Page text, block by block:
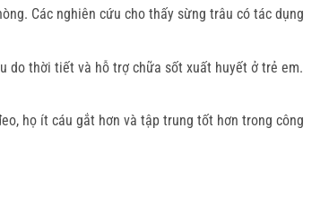
Các nghiên cứu cho thấy sừng trâu có tác dụng
do thời tiết và hỗ trợ chữa sốt xuất huyết ở trẻ em.
họ ít cáu gắt hơn và tập trung tốt hơn trong công